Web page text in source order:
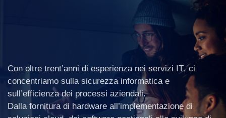
Con oltre trent’anni di esperienza neiservizi IT, ci
concentriamo sulla sicurezza informaticae
sull’efficienza dei processi aziendali.
Dalla fornitura di hardware all’implementazione di